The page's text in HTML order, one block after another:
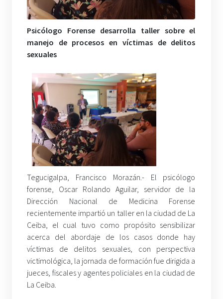
Psicólogo Forense desarrolla taller sobre el
manejo de procesos en víctimas de delitos
sexuales
Tegucigalpa, Francisco Morazán.- El psicólogo
forense, Oscar Rolando Aguilar, servidor de la
Dirección Nacional de Medicina Forense
recientemente impartió un taller en la ciudad de La
Ceiba, el cual tuvo como propósito sensibilizar
acerca del abordaje de los casos donde hay
víctimas de delitos sexuales, con perspectiva
victimológica, la jornada de formación fue dirigida a
jueces, fiscales y agentes policiales en la ciudad de
La Ceiba.